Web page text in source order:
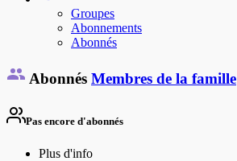
Groupes
Abonnements
Abonnés
Abonnés Membres de la famille
Pas encore d'abonnés
Plus d'info